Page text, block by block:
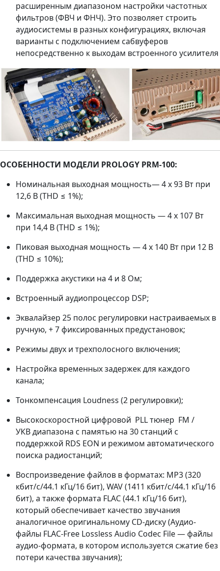
расширенным диапазоном настройки частотных
фильтров (ФВЧ и ФНЧ). Это позволяет строить
аудиосистемы в разных конфигурациях, включая
варианты с подключением сабвуферов
непосредственно к выходам встроенного усилителя
ОСОБЕННОСТИ МОДЕЛИ PROLOGY PRM-100:
Номинальная выходная мощность— 4 x 93 Вт при
12,6 В (THD ≤ 1%);
Максимальная выходная мощность — 4 x 107 Вт
при 14,4 В (THD ≤ 1%);
Пиковая выходная мощность — 4 х 140 Вт при 12 В
(THD ≤ 10%);
Поддержка акустики на 4 и 8 Ом;
Встроенный аудиопроцессор DSP;
Эквалайзер 25 полос регулировки настраиваемых в
ручную, + 7 фиксированных предустановок;
Режимы двух и трехполосного включения;
Настройка временных задержек для каждого
канала;
Тонкомпенсация Loudness (2 регулировки);
Высокоскоростной цифровой PLL тюнер FM /
УКВ диапазона с памятью на 30 станций c
поддержкой RDS EON и режимом автоматического
поиска радиостанций;
Воспроизведение файлов в форматах: MP3 (320
кбит/с/44.1 кГц/16 бит), WAV (1411 кбит/с/44.1 кГц/16
бит), а также формата FLAC (44.1 кГц/16 бит),
который обеспечивает качество звучания
аналогичное оригинальному CD-диску (Аудио-
файлы FLAC-Free Lossless Audio Codec File — файлы
аудио-формата, в котором используется сжатие без
потери качества звучания);